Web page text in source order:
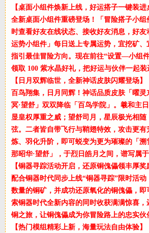
【桌面小组件焕新上线，好运搭子一键装进
全新桌面小组件重磅登场！「冒险搭子小
时查看好友在线状态、接收好友消息，好
运势小组件」每日送上专属运势，宜挖矿
指引最佳冒险方向。现在前往“设置—小组
领取 100 紫水晶好礼，把好运与伙伴一起装
【日月双辉临世，全新神话皮肤闪耀登场】
百鸟翔集，日月同辉！神话品质皮肤「曜灵
冥·望舒」双双降临「百鸟学院」。羲和主
显皇权厚重之威；望舒司月，星辰极光相
弦。二者皆自带飞行与鞘翅特效，攻击更
炼、羽化升阶，即可蜕变为更为璀璨的「溯
那昭华·望舒」，于烈日皓月之间，谱写属
【铜器寻踪活动开启，还原铜傀儡领丰厚奖
配合铜器时代同步上线“铜器寻踪”限时活
数量的铜矿，并成功还原氧化的铜傀儡，
索铜器时代全新内容的同时收获满满惊喜
铜之旅，让铜傀儡成为你冒险路上的忠实伙
【热门模组精彩上新，海量玩法自由体验】